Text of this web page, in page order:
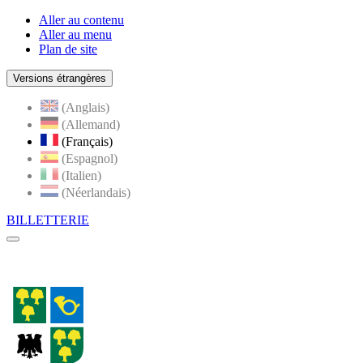
Aller au contenu
Aller au menu
Plan de site
Versions étrangères
(Anglais)
(Allemand)
(Français)
(Espagnol)
(Italien)
(Néerlandais)
BILLETTERIE
Menu